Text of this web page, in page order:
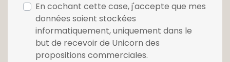
En cochant cette case, j'accepte que mes
données soient stockées
informatiquement, uniquement dans le
but de recevoir de Unicorn des
propositions commerciales.